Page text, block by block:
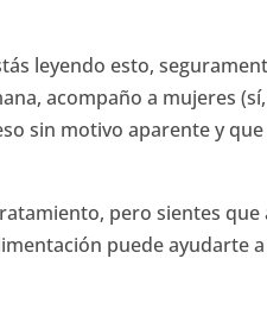
leyendo esto,
acompaño a mujeres
sin motivo aparente y
pero sientes que
puede ayudarte